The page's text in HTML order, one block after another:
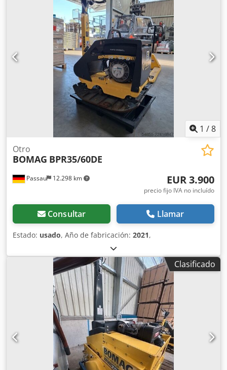
y un solo tambor de 16 toneladas. Este versátil
compactador se adapta sin problema a cualquier lugar del
trabajo, proporcionando resultados de compactación y
apisonamiento líderes del sector en obras pequeñas o
medianas, en trabajos de construcción de infraestructura
de transporte como carreteras o construcción de edificios.
El rodillo compactador de ocasión BW216 D5 tiene un peso
de 15.990 kg. y una anchura de tambor de 2,13 m. precio:
PRECIO A CONSULTAR Ancho de tambor: 2.130 mm
Diámetro de tambor: 1.500 mm Capacidad de depósito:
250 l Amplitud: 2,10/1,10 mm CE
1 /8
Passau 12.298 km
Otro
BOMAG BPR35/60DE
EUR 3.900
precio fijo IVA no incluído
Consultar Llamar
Estado: usado, Año de fabricación: 2021,
Clasificado